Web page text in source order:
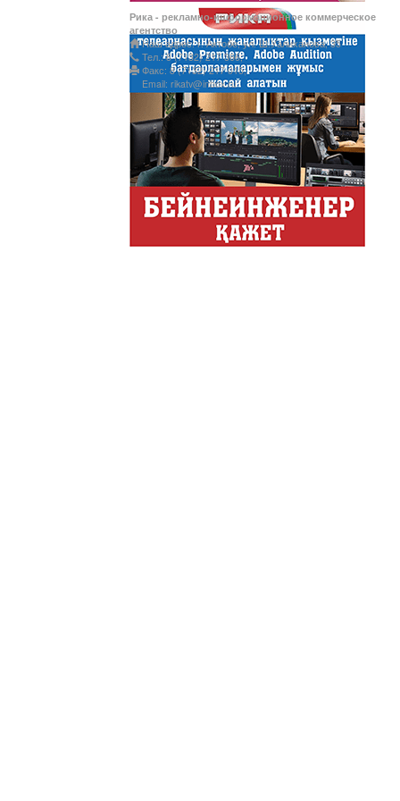
Ты прекрасна! С
АНТИХАЙП
Хайп – это шумиха,
телезрителями и
Деловые новости
Обзор событий деловой
Казахстана.
Рика - рекламно-информационное коммерческое
агентство
Наш адрес: г. Актобе, ул. Ш.Уалиханова, 35
Тел.: 8 (7132) 217 366;
Факс: 8 (7132) 217 015;
Email: rikatv@inbox.ru